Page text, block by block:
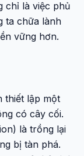
chỉ là việc phủ
ta chữa lành
vững hơn.
thiết lập một
có cây cối.
là trồng lại
bị tàn phá.